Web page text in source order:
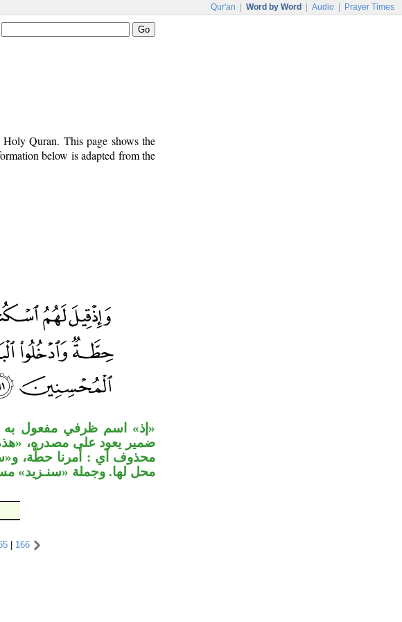
Qur'an Word by Word Audio Prayer Times
Quran. This page shows the
below is adapted from the
«إذ» اسم ظرفي مفعول به
ضمير يعود على مصدره،
محذوف أي : أمرنا حطَّة،
محل لها. وجملة «سنـزيد»
166